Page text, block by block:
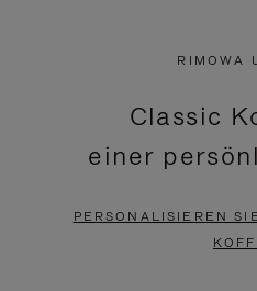
PAUSIERT,
BITTE
DRÜCKEN
KLICKEN
SIE
ZUM
RIMOWA
Classic
einer
PERSONALISIEREN